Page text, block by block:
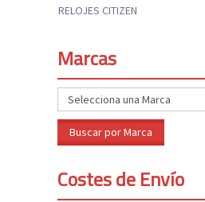
RELOJES CITIZEN
Marcas
Costes de Envío